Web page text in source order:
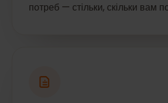
потреб — стільки, скільки вам